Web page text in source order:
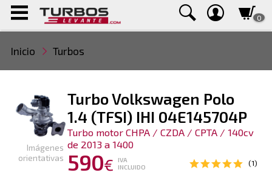
0
Inicio Turbos
Turbo Volkswagen Polo
1.4 (TFSI) IHI 04E145704P
Turbo motor CHPA / CZDA / CPTA / 140cv
de 2013 a 1400
590€
IVA
INCLUIDO
(1)
Imágenes
orientativas